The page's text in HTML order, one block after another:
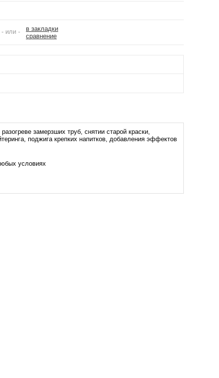
или -
в закладки
сравнение
замерзших труб, снятии старой краски,
поджига крепких напитков, добавления эффектов
условиях